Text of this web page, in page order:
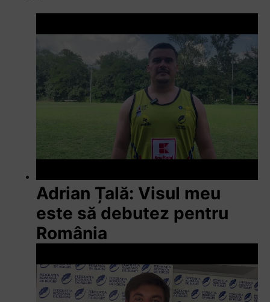
Adrian Țală: Visul meu
este să debutez pentru
România